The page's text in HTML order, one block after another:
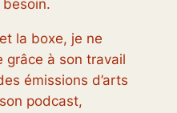
besoin.
la boxe, je ne
grâce à son travail
émissions d’arts
podcast,